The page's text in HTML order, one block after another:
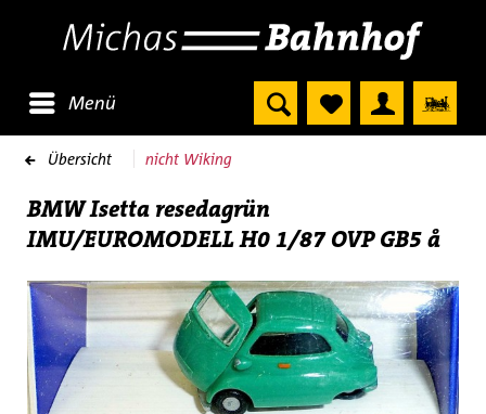
Menü
Übersicht nicht Wiking
BMW Isetta resedagrün
IMU/EUROMODELL H0 1/87 OVP GB5 å